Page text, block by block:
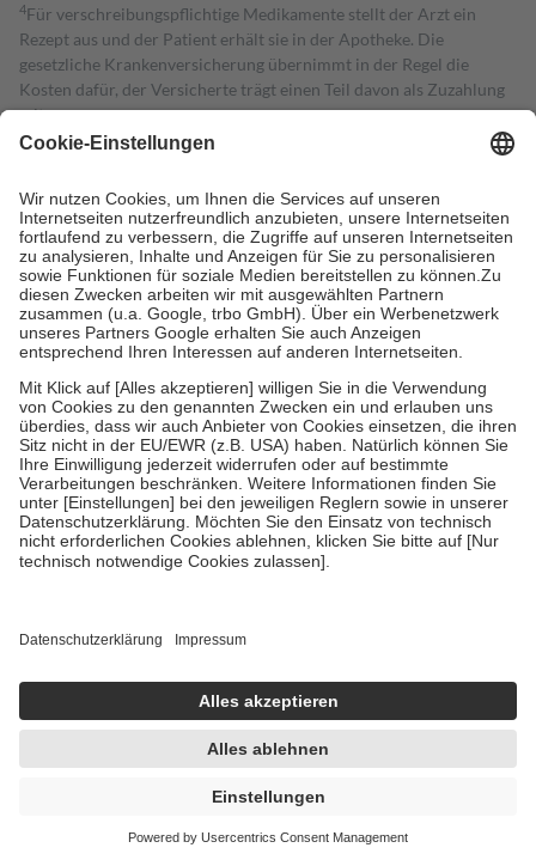
4Für verschreibungspflichtige Medikamente stellt der Arzt ein
Rezept aus und der Patient erhält sie in der Apotheke. Die
gesetzliche Krankenversicherung übernimmt in der Regel die
Kosten dafür, der Versicherte trägt einen Teil davon als Zuzahlung
mit.
Grundsätzlich leisten Mitglieder Zuzahlungen in Höhe von zehn
höchstens zehn Euro.
Es sind jedoch nie mehr als die tatsächlichen
Kosten der Leistung zu entrichten.
Diese Regeln gelten grundsätzlich auch für Online-Apotheken.
Bei Heilmitteln und häuslicher Krankenpflege beträgt die
Zuzahlung zehn Prozent der Kosten sowie zehn Euro je
Verordnung.
Um das Engagement der Versicherten für ihre eigene Gesundheit zu
stärken und die besondere Stellung der Familie zu unterstützen,
fallenkeine Zuzahlungenan bei:
• Kindern und Jugendlichen bis zum vollendeten 18. Lebensjahr
mit Ausnahme der Fahrkosten
• Untersuchungen zur Vorsorge und Früherkennung, die von der
GKV getragen werden
• empfohlenen Schutzimpfungen
• Harn- und Blutteststreifen
getroffen, um sicherzustellen, dass es sich um echte Bewertungen
https://help.etrusted.com/hc/de/articles/4419944605341
Einige Bilder und Inhalte wurden unter Zuhilfenahme künstlicher